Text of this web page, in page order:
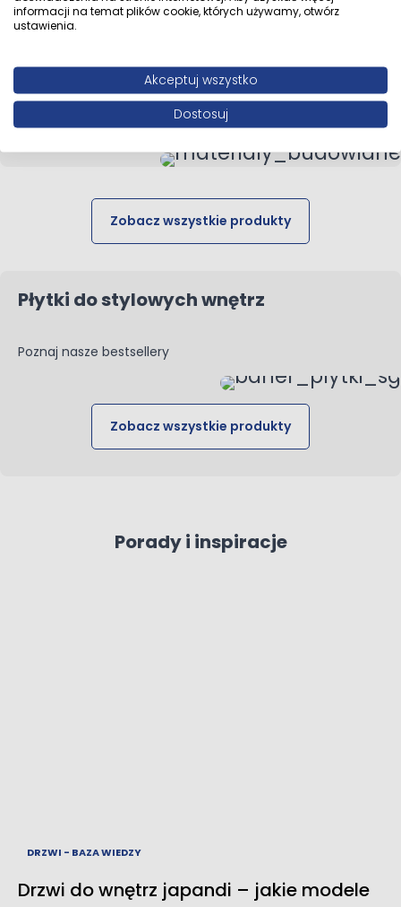
Remont na wiosnę? Zacznij tutaj
Znajdź materiały budowlane do swojego projektu
Zobacz wszystkie produkty
Płytki do stylowych wnętrz
Poznaj nasze bestsellery
Zobacz wszystkie produkty
Porady i inspiracje
DRZWI - BAZA WIEDZY
Drzwi do wnętrz japandi – jakie modele
informacji na temat plików cookie, których używamy, otwórz
ustawienia.
Akceptuj wszystko
Dostosuj